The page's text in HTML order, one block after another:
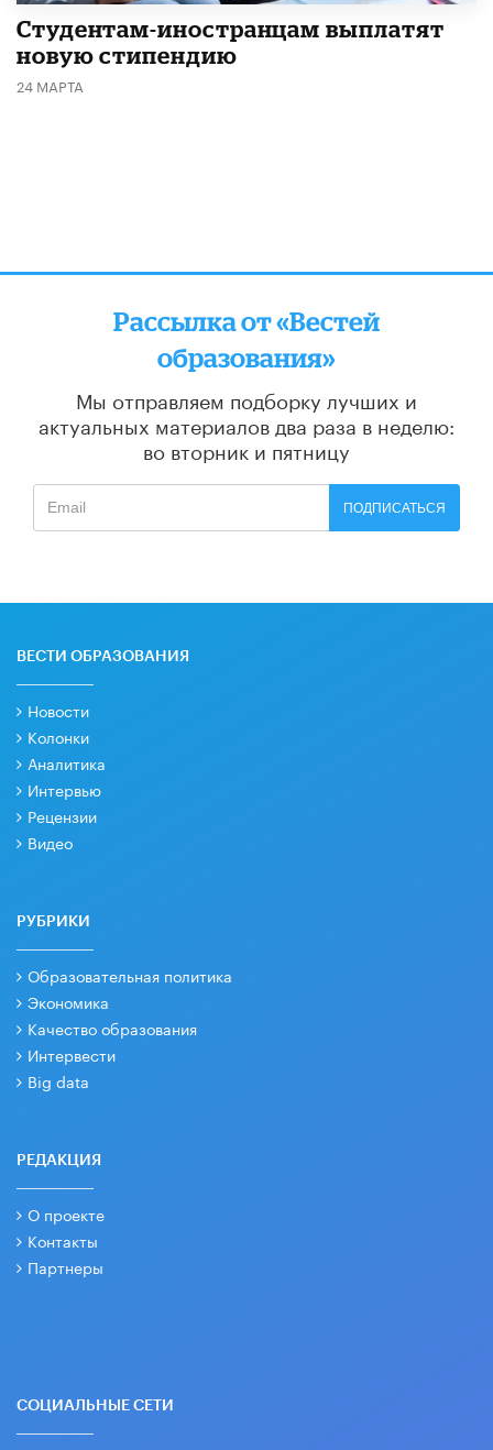
Студентам-иностранцам выплатят
новую стипендию
24 МАРТА
Рассылка от «Вестей
образования»
Мы отправляем подборку лучших и
актуальных материалов два раза в неделю:
во вторник и пятницу
ПОДПИСАТЬСЯ
ВЕСТИ ОБРАЗОВАНИЯ
Новости
Колонки
Аналитика
Интервью
Рецензии
Видео
РУБРИКИ
Образовательная политика
Экономика
Качество образования
Интервести
Big data
РЕДАКЦИЯ
О проекте
Контакты
Партнеры
СОЦИАЛЬНЫЕ СЕТИ